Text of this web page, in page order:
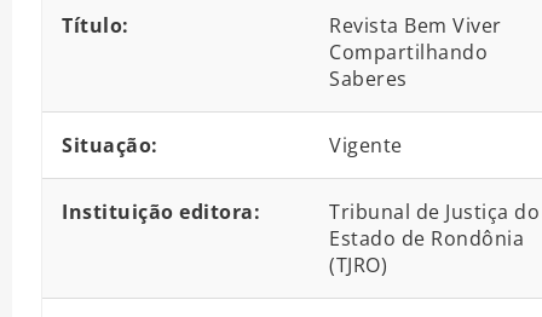
Título:
Revista Bem Viver
Compartilhando
Saberes
Situação: Vigente
Instituição editora:
Tribunal de Justiça do
Estado de Rondônia
(TJRO)